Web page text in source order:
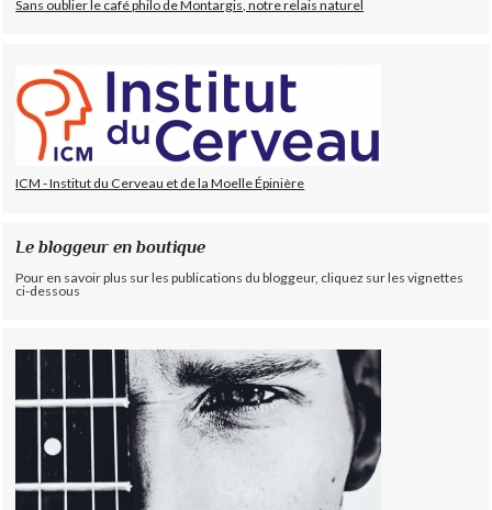
Sans oublier le café philo de Montargis, notre relais naturel
ICM - Institut du Cerveau et de la Moelle Épinière
Le bloggeur en boutique
Pour en savoir plus sur les publications du bloggeur, cliquez sur les vignettes
ci-dessous